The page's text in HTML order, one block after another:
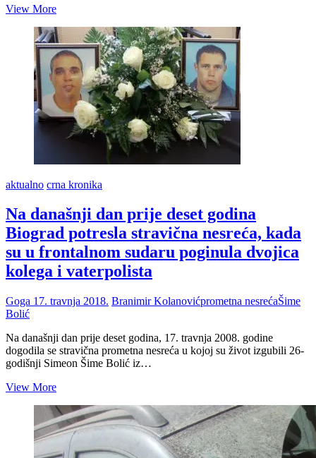
View MoreIncidenti
Turnju
i
Pakoštanima
aktualno crna kronika
Na današnji dan prije deset godina
Biograd potresla stravična nesreća, kada
su u frontalnom sudaru poginula dvojica
kolega i vaterpolista
Goga 17. travnja 2018. Branimir Kolanovićprometna nesrećaŠime
Bolić
Na današnji dan prije deset godina, 17. travnja 2008. godine
dogodila se stravična prometna nesreća u kojoj su život izgubili 26-
godišnji Simeon Šime Bolić iz…
View MoreNa
dan
prije
deset
godina